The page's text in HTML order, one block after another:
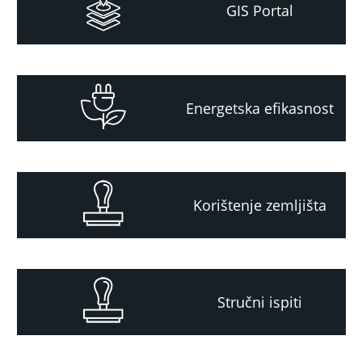
GIS Portal
Energetska efikasnost
Korištenje zemljišta
Stručni ispiti